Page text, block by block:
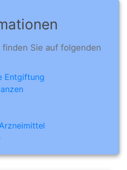
Sie auf folgenden
Entgiftung